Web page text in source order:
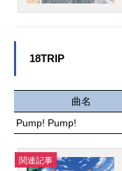
18TRIP
曲名
Pump! Pump!
関連記事